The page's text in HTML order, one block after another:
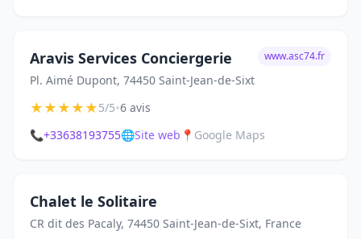
Aravis Services Conciergerie
Pl. Aimé Dupont, 74450 Saint-Jean-de-Sixt
www.asc74.fr
★★★★★5/5•6 avis
📞+33638193755🌐Site web 📍 Google Maps
Chalet le Solitaire
CR dit des Pacaly, 74450 Saint-Jean-de-Sixt, France